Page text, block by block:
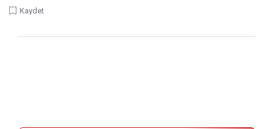
Kaydet